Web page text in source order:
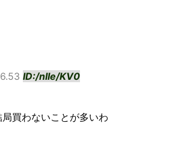
ID:/nIIe/KV0
買わないことが多いわ